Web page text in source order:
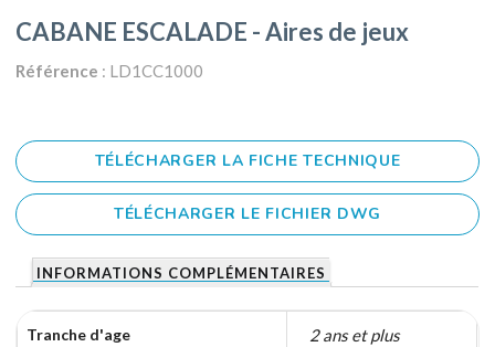
CABANE ESCALADE - Aires de jeux
Référence : LD1CC1000
TÉLÉCHARGER LA FICHE TECHNIQUE
TÉLÉCHARGER LE FICHIER DWG
INFORMATIONS COMPLÉMENTAIRES
Tranche d'age 2 ans et plus